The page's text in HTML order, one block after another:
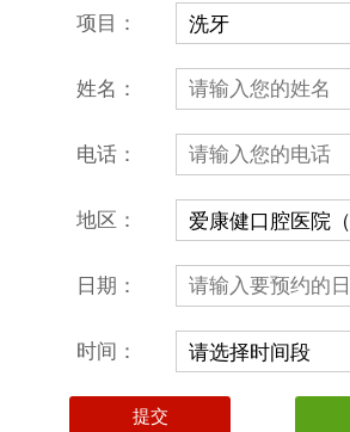
营业时间：9:00-18:00
（节假日照常上班）
微信线上预约：aikangjian1995
微信小程序：爱康健齿科
本网站信息仅供参考，不作为诊疗及医疗根据
深圳爱康健口腔医院版权所有 粤ICP备12058131号-2
项目：
姓名：
电话：
地区：
日期：
时间：